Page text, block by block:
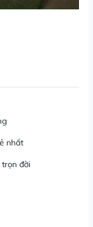
nhất
đời